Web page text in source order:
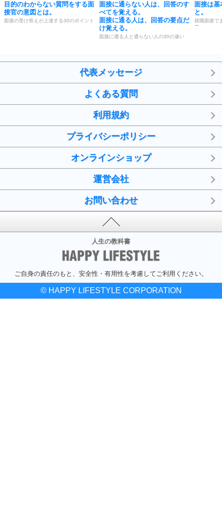
目的のわからない質問をする面
接官の意図とは。
面接の受け答えが上達する30のポイント
面接に通らない人は、回答のす
べてを覚える。
面接に通る人は、回答の要点だ
け覚える。
面接に通る人と通らない人の30の違い
面接は基
と。
就職面接で
ー
代表メッセージ
よくある質問
利用規約
プライバシーポリシー
オンラインショップ
運営会社
お問い合わせ
人生の教科書
ご自身の責任のもと、安全性・有用性を考慮してご利用ください。
© HAPPY LIFESTYLE CORPORATION